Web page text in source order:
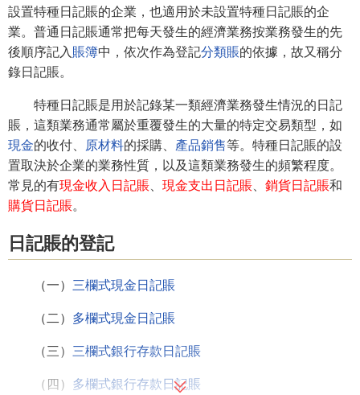
設置特種日記賬的企業，也適用於未設置特種日記賬的企
業。普通日記賬通常把每天發生的經濟業務按業務發生的先
後順序記入 賬簿中，依次作為登記分類賬的依據，故又稱分
錄日記賬。
特種日記賬是用於記錄某一類經濟業務發生情況的日記
賬，這類業務通常屬於重覆發生的大量的特定交易類型，如
現金的收付、 原材料的採購、 產品銷售等。特種日記賬的設
置取決於企業的業務性質，以及這類業務發生的頻繁程度。
常見的有現金收入日記賬 現金支出日記賬 銷貨日記賬和
購貨日記賬。
日記賬的登記
（一） 三欄式現金日記賬
（二） 多欄式現金日記賬
（三） 三欄式銀行存款日記賬
（四） 多欄式銀行存款日記賬